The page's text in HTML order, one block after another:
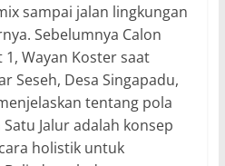
sampai jalan lingkungan
Sebelumnya Calon
Wayan Koster saat
Seseh, Desa Singapadu,
tentang pola
Jalur adalah konsep
holistik untuk